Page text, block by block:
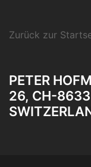
Zurück zur
PETER
26, CH-8633